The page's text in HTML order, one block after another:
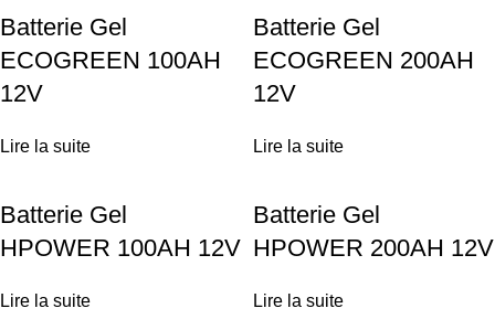
Batterie Gel
ECOGREEN 100AH
12V
Lire la suite
Batterie Gel
ECOGREEN 200AH
12V
Lire la suite
Batterie Gel
HPOWER 100AH 12V
Lire la suite
Batterie Gel
HPOWER 200AH 12V
Lire la suite